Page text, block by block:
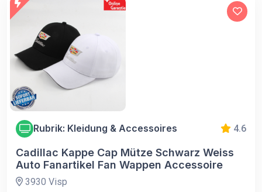
Rubrik: Kleidung & Accessoires 4.6
Cadillac Kappe Cap Mütze Schwarz Weiss
Auto Fanartikel Fan Wappen Accessoire
3930 Visp